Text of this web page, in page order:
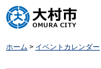
大村市
ホーム > イベントカレンダー